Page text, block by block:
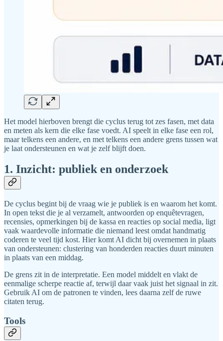
Het model hierboven brengt die cyclus terug tot zes fasen, met data
en meten als kern die elke fase voedt. AI speelt in elke fase een rol,
maar telkens een andere, en met telkens een andere grens tussen wat
je laat ondersteunen en wat je zelf blijft doen.
1. Inzicht: publiek en onderzoek
De cyclus begint bij de vraag wie je publiek is en waarom het komt.
In open tekst die je al verzamelt, antwoorden op enquêtevragen,
recensies, opmerkingen bij de kassa en reacties op social media, ligt
vaak waardevolle informatie die niemand leest omdat handmatig
coderen te veel tijd kost. Hier komt AI dicht bij overnemen in plaats
van ondersteunen: clustering van honderden reacties duurt minuten
in plaats van een middag.
De grens zit in de interpretatie. Een model middelt en vlakt de
eenmalige scherpe reactie af, terwijl daar vaak juist het signaal in zit.
Gebruik AI om de patronen te vinden, lees daarna zelf de ruwe
citaten terug.
Tools